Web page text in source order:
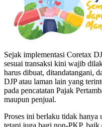
Sejak implementasi Coretax
sesuai transaksi kini wajib
harus dibuat, ditandatangani,
DJP atau laman lain yang
pada pencatatan Pajak
maupun penjual.
Proses ini berlaku tidak hanya
tetapi juga bagi non-PKP,